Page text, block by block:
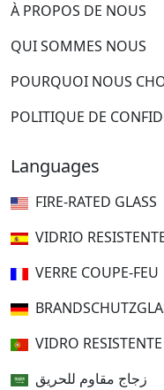
À PROPOS DE NOUS
QUI SOMMES NOUS
POURQUOI NOUS
POLITIQUE DE
Languages
FIRE-RATED GLASS
VIDRIO
VERRE COUPE-FEU
VIDRO
زجاج مقاوم للحريق